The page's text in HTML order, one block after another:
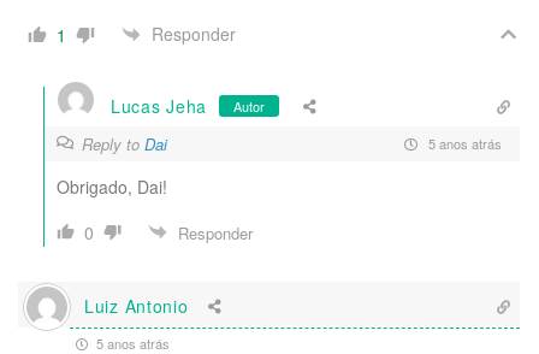
1
Responder
Lucas Jeha Autor
Reply to Dai 5 anos atrás
Obrigado, Dai!
0
Responder
Luiz Antonio
5 anos atrás